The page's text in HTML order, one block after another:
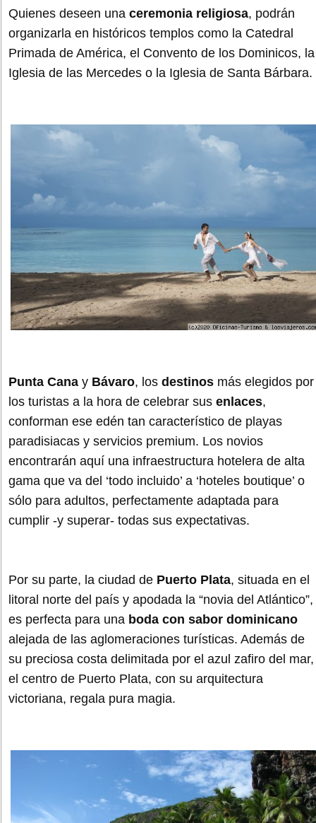
Quienes deseen una ceremonia religiosa, podrán
organizarla en históricos templos como la Catedral
Primada de América, el Convento de los Dominicos, la
Iglesia de las Mercedes o la Iglesia de Santa Bárbara.
Punta Cana y Bávaro, los destinos más elegidos por
los turistas a la hora de celebrar sus enlaces,
conforman ese edén tan característico de playas
paradisiacas y servicios premium. Los novios
encontrarán aquí una infraestructura hotelera de alta
gama que va del ‘todo incluido’ a ‘hoteles boutique’ o
sólo para adultos, perfectamente adaptada para
cumplir -y superar- todas sus expectativas.
Por su parte, la ciudad de Puerto Plata, situada en el
litoral norte del país y apodada la “novia del Atlántico”,
es perfecta para una boda con sabor dominicano
alejada de las aglomeraciones turísticas. Además de
su preciosa costa delimitada por el azul zafiro del mar,
el centro de Puerto Plata, con su arquitectura
victoriana, regala pura magia.